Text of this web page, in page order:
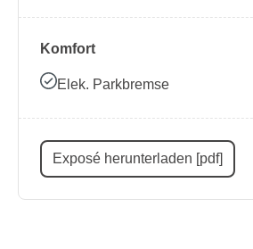
Komfort
Elek. Parkbremse
Exposé herunterladen [pdf]